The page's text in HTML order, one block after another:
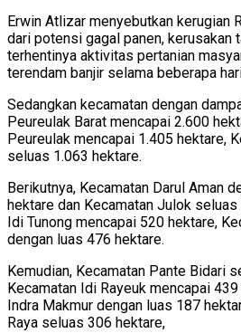
Erwin Atlizar menyebutkan kerugian
dari potensi gagal panen, kerusakan
terhentinya aktivitas pertanian
terendam banjir selama beberapa
Sedangkan kecamatan dengan
Peureulak Barat mencapai 2.600
Peureulak mencapai 1.405 hektare,
seluas 1.063 hektare.
Berikutnya, Kecamatan Darul Aman
hektare dan Kecamatan Julok
Idi Tunong mencapai 520 hektare,
dengan luas 476 hektare.
Kemudian, Kecamatan Pante Bidari
Kecamatan Idi Rayeuk mencapai
Indra Makmur dengan luas 187
Raya seluas 306 hektare,